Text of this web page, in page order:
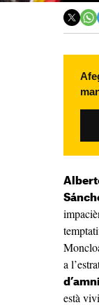
a
està